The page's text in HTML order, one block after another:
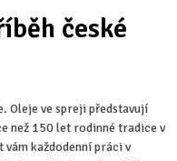
české
Oleje ve spreji představují
než 150 let rodinné tradice v
vám každodenní práci v